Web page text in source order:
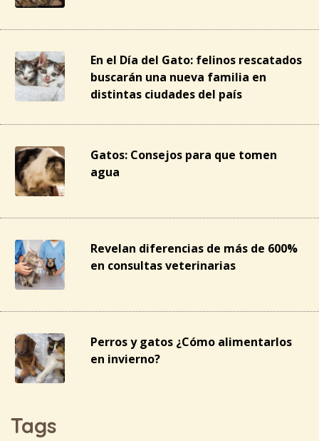
En el Día del Gato: felinos rescatados
buscarán una nueva familia en
distintas ciudades del país
Gatos: Consejos para que tomen
agua
Revelan diferencias de más de 600%
en consultas veterinarias
Perros y gatos ¿Cómo alimentarlos
en invierno?
Tags